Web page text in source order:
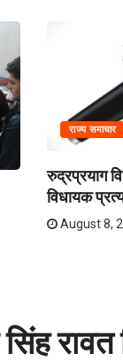
राज्य समाचार
रुद्रप्रयाग
विधायक
August 8,